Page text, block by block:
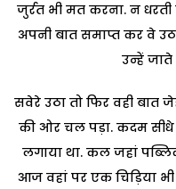
जुर्रत भी मत करना. न
अपनी बात समाप्त कर वे
उन्हें जाते
सवेरे उठा तो फिर वही बात
की ओर चल पड़ा. कदम
लगाया था. कल जहां
आज वहां पर एक चिड़िया